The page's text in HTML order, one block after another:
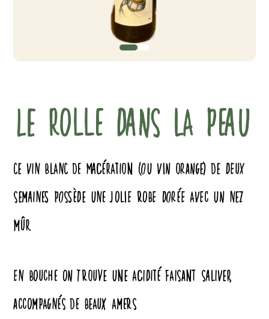
LE ROLLE DANS LA PEAU
CE VIN BLANC DE MACÉRATION (OU VIN ORANGE) DE DEUX
SEMAINES POSSÈDE UNE JOLIE ROBE DORÉE AVEC UN NEZ
MÛR.
EN BOUCHE ON TROUVE UNE ACIDITÉ FAISANT SALIVER,
ACCOMPAGNÉS DE BEAUX AMERS.
0 1